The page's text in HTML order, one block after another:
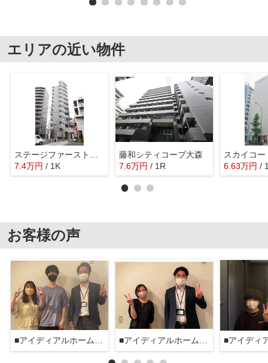
エリアの近い物件
7.4万円 / 1K
藤和シティコープ大森
7.6万円 / 1R
スカイコ
6.63万円 /
お客様の声
■アイディアルホーム大森本店■ ■アイディアルホーム大森本店■